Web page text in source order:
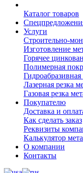
Каталог товаров
Услуги
Строительно-
Изготовление
Горячее
Полимерная
Гидроабразивная
Лазерная резка
Газовая резка
Покупателю
Доставка и
Как сделать заказ
Реквизиты
Калькулятор
О компании
Контакты